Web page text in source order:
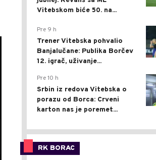
Vitebskom biće 50. na...
Pre 9 h
Trener Vitebska pohvalio
Banjalučane: Publika Borčev
12. igrač, uživanje...
Pre 10 h
Srbin iz redova Vitebska o
porazu od Borca: Crveni
karton nas je poremet...
RK BORAC